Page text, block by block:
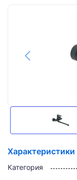
Характеристики
Категория